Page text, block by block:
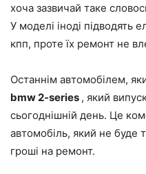
хоча зазвичай таке
У моделі іноді підводять
кпп, проте їх ремонт не
Останнім автомобілем,
bmw 2-series , який
сьогоднішній день. Це
автомобіль, який не буде
гроші на ремонт.